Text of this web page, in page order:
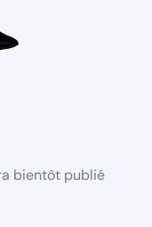
bientôt publié